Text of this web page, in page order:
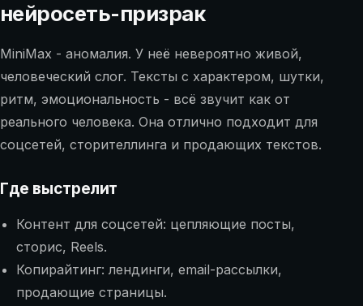
нейросеть-призрак
MiniMax - аномалия. У неё невероятно живой,
человеческий слог. Тексты с характером, шутки,
ритм, эмоциональность - всё звучит как от
реального человека. Она отлично подходит для
соцсетей, сторителлинга и продающих текстов.
Где выстрелит
Контент для соцсетей: цепляющие посты,
сторис, Reels.
Копирайтинг: лендинги, email-рассылки,
продающие страницы.